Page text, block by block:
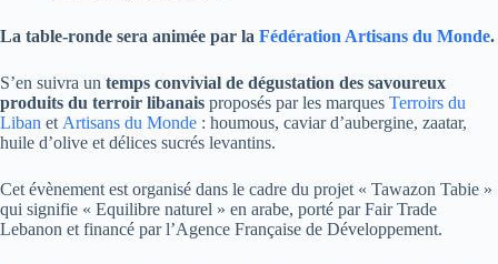
La table-ronde sera animée par la Fédération Artisans du Monde.
S’en suivra un temps convivial de dégustation des savoureux
produits du terroir libanais proposés par les marques Terroirs du
Liban et Artisans du Monde : houmous, caviar d’aubergine, zaatar,
huile d’olive et délices sucrés levantins.
Cet évènement est organisé dans le cadre du projet « Tawazon Tabie »
qui signifie « Equilibre naturel » en arabe, porté par Fair Trade
Lebanon et financé par l’Agence Française de Développement.